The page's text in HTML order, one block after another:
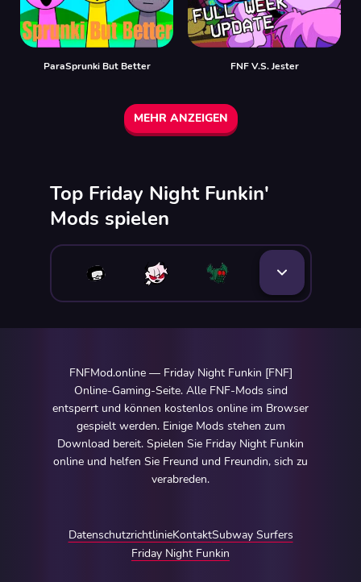
ParaSprunki But Better FNF V.S. Jester
MEHR ANZEIGEN
Top Friday Night Funkin'
Mods spielen
FNFMod.online — Friday Night Funkin [FNF]
Online-Gaming-Seite. Alle FNF-Mods sind
entsperrt und können kostenlos online im Browser
gespielt werden. Einige Mods stehen zum
Download bereit. Spielen Sie Friday Night Funkin
online und helfen Sie Freund und Freundin, sich zu
verabreden.
DatenschutzrichtlinieKontaktSubway Surfers
Friday Night Funkin